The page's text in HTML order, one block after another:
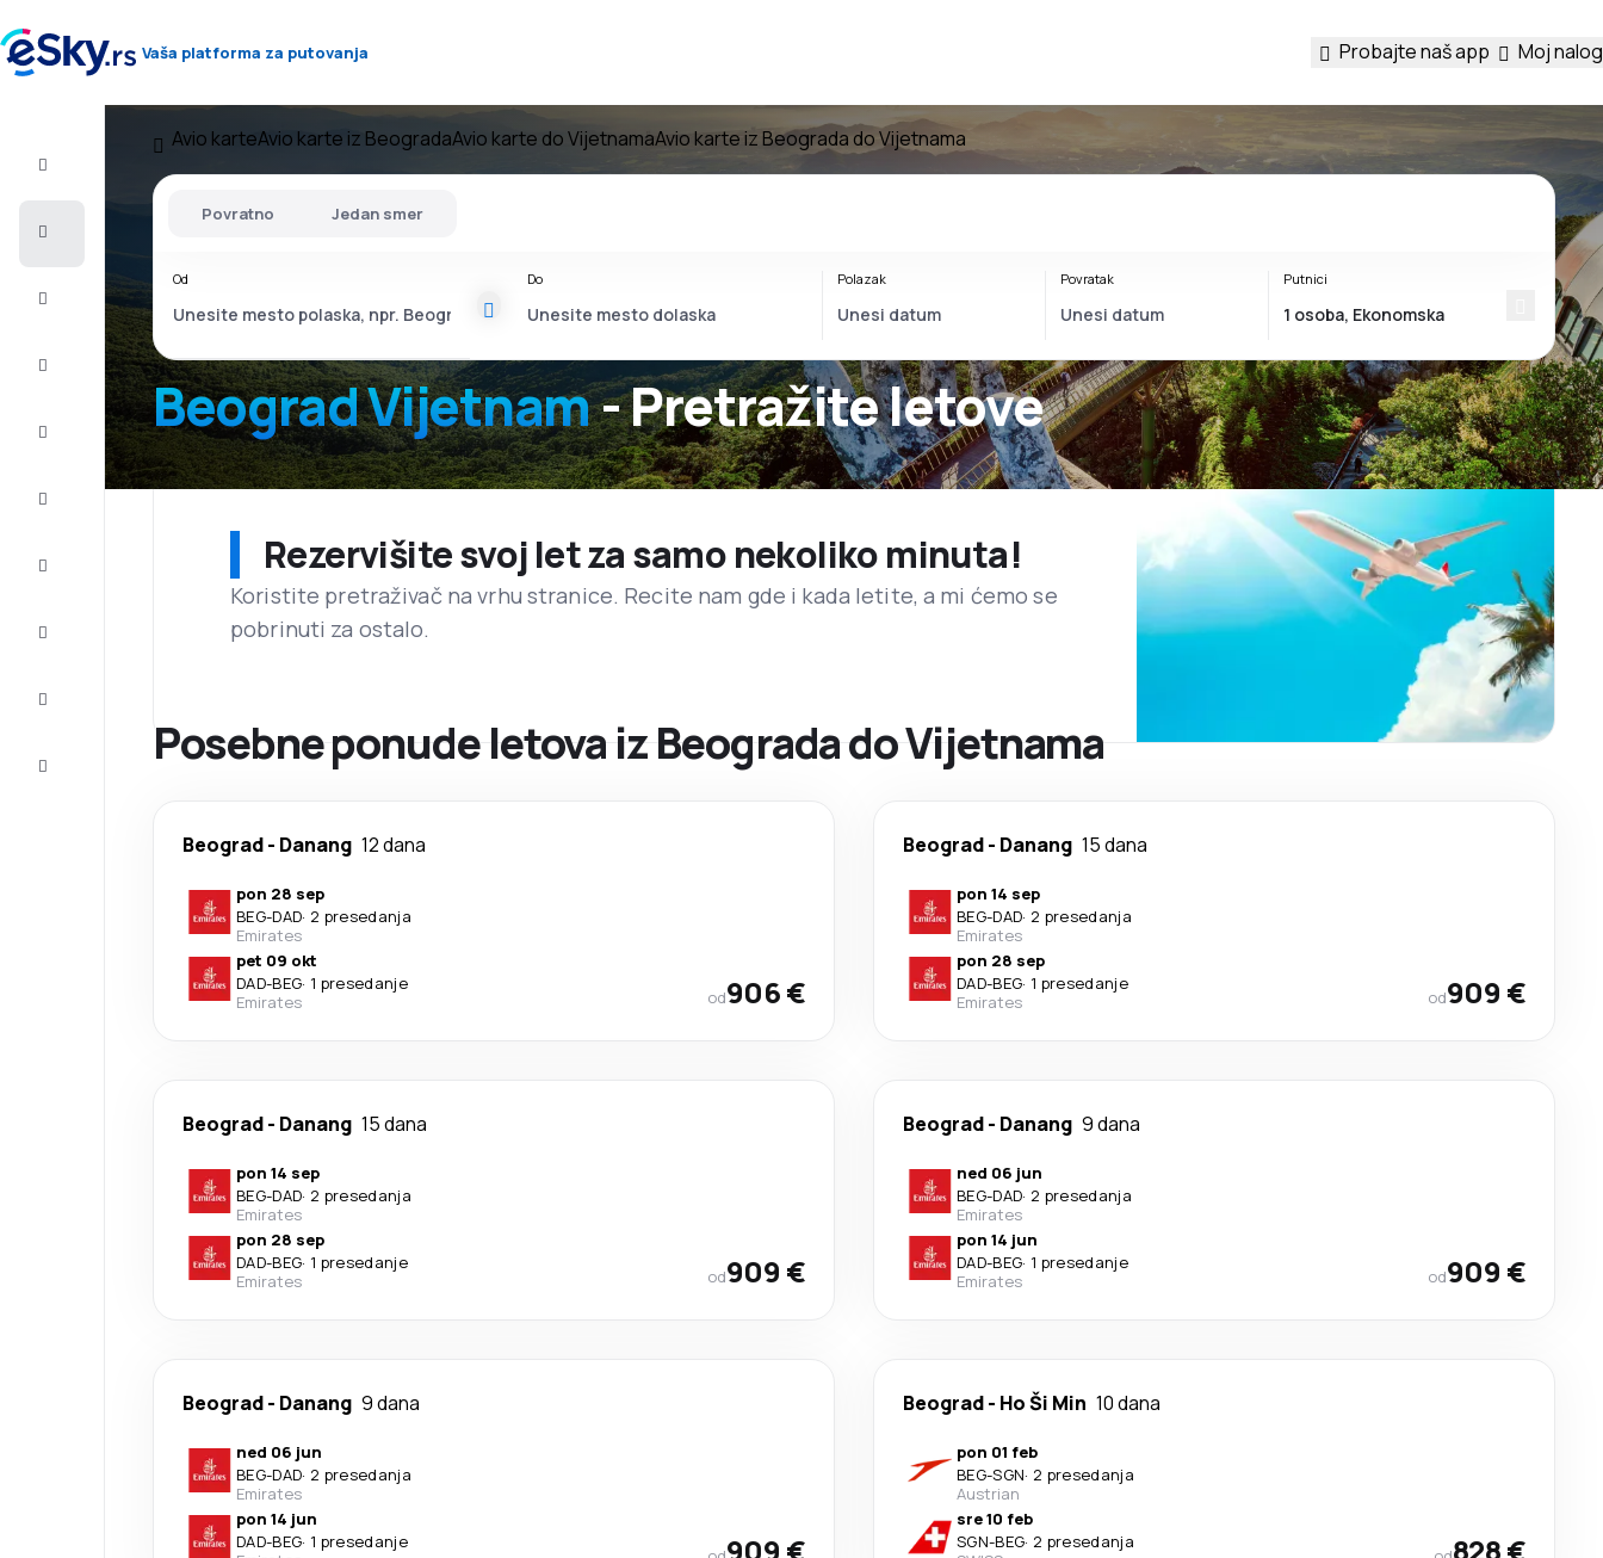
Vaša platforma za putovanja Probajte naš app Moj nalog
Letovanje
putovanja
Avio karteAvio karte iz BeogradaAvio karte do VijetnamaAvio karte iz Beograda do Vijetnama
Beograd Vijetnam- Pretražite letove
Povratno Jedan smer
Od Do Polazak Povratak Putnici
Rezervišite svoj let za samo nekoliko minuta!
Koristite pretraživač na vrhu stranice. Recite nam gde i kada letite, a mi ćemo se
pobrinuti za ostalo.
Posebne ponude letova iz Beograda do Vijetnama
Beograd- Danang 12 dana
pon 28 sep
BEG-DAD· 2 presedanja
Emirates
pet 09 okt
DAD-BEG· 1 presedanje
Emirates
od906 €
Beograd- Danang 15 dana
pon 14 sep
BEG-DAD· 2 presedanja
Emirates
pon 28 sep
DAD-BEG· 1 presedanje
Emirates
od909 €
Beograd- Danang 15 dana
pon 14 sep
BEG-DAD· 2 presedanja
Emirates
pon 28 sep
DAD-BEG· 1 presedanje
Emirates
od909 €
Beograd- Danang 9 dana
ned 06 jun
BEG-DAD· 2 presedanja
Emirates
pon 14 jun
DAD-BEG· 1 presedanje
Emirates
od909 €
Beograd- Danang 9 dana
ned 06 jun
BEG-DAD· 2 presedanja
Emirates
pon 14 jun
DAD-BEG· 1 presedanje
Beograd- Ho Ši Min 10 dana
pon 01 feb
BEG-SGN· 2 presedanja
Austrian
sre 10 feb
SGN-BEG· 2 presedanja